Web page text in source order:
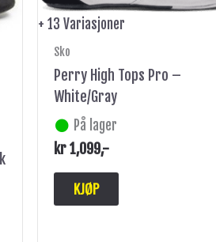
+ 13 Variasjoner
Sko
Perry High Tops Pro –
White/Gray
På lager
kr1,099,-
KJØP
kan
velges
produktsiden